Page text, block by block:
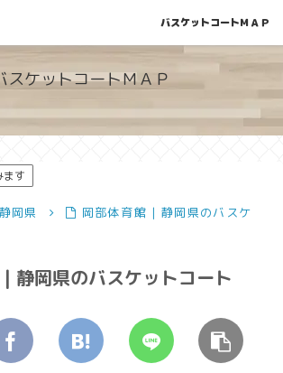
せる！穴場が見つかるバスケットコート情報
スケットコートＭＡＰ
ます
静岡県
岡部体育館 | 静岡県のバスケ
静岡県のバスケットコート
バスケットコートＭＡＰ